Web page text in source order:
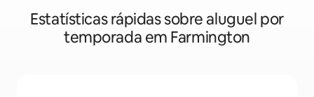
Estatísticas rápidas sobre aluguel por
temporada em Farmington